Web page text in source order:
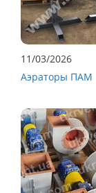
11/03/2026
Аэраторы ПАМ